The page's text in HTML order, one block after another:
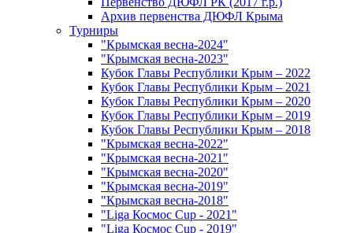
Архив первенства ДЮФЛ Крыма
Турниры
"Крымская весна-2024"
"Крымская весна-2023"
Кубок Главы Республики Крым – 2022
Кубок Главы Республики Крым – 2021
Кубок Главы Республики Крым – 2020
Кубок Главы Республики Крым – 2019
Кубок Главы Республики Крым – 2018
"Крымская весна-2022"
"Крымская весна-2021"
"Крымская весна-2020"
"Крымская весна-2019"
"Крымская весна-2018"
"Liga Космос Cup - 2021"
"Liga Космос Cup - 2019"